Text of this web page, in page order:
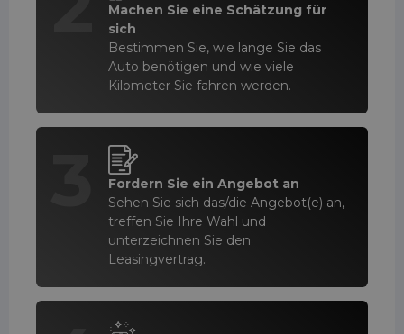
Machen Sie eine Schätzung für
sich
Bestimmen Sie, wie lange Sie das
Auto benötigen und wie viele
Kilometer Sie fahren werden.
Fordern Sie ein Angebot an
Sehen Sie sich das/die Angebot(e) an,
treffen Sie Ihre Wahl und
unterzeichnen Sie den
Leasingvertrag.